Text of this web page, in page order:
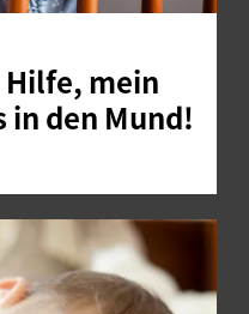
Hilfe, mein
in den Mund!